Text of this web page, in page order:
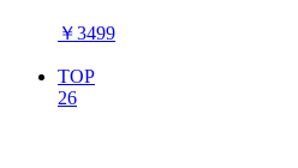
￥3499
TOP
26